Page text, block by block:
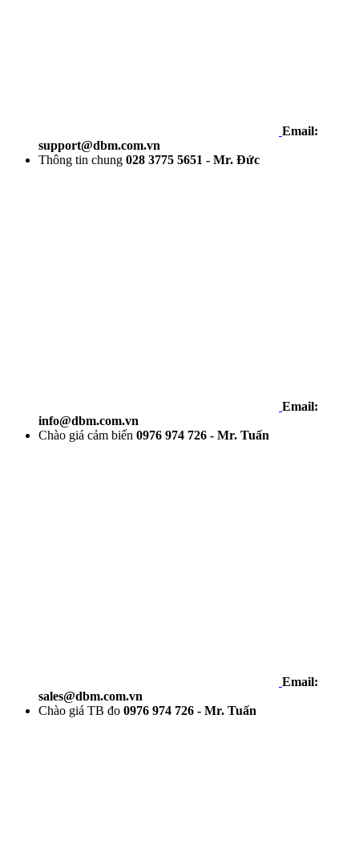
Email:
support@dbm.com.vn
Thông tin chung 028 3775 5651 - Mr. Đức
Email:
info@dbm.com.vn
Chào giá cảm biến 0976 974 726 - Mr. Tuấn
Email:
sales@dbm.com.vn
Chào giá TB đo 0976 974 726 - Mr. Tuấn